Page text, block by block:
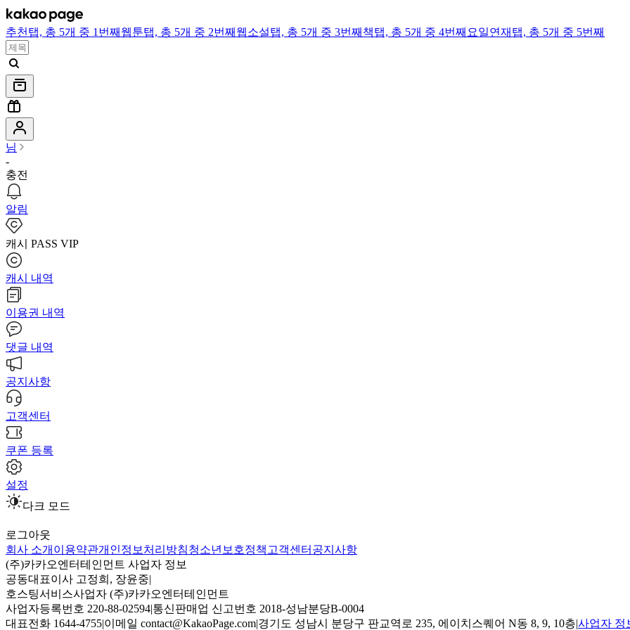
추천 탭, 총 5개 중 1번째 웹툰탭, 총 5개 중 2번째 웹소설탭, 총 5개 중 3번째 책탭, 총 5개 중 4번째 요일연재 탭, 총 5개 중 5번째
님
-
충전
알림
캐시 PASS VIP
캐시 내역
이용권 내역
댓글 내역
공지사항
고객센터
쿠폰 등록
설정
다크 모드
로그아웃
회사 소개 이용약관개인정보처리방침청소년보호정책 고객센터 공지사항
(주)카카오엔터테인먼트 사업자 정보
공동대표이사 고정희, 장윤중|
호스팅서비스사업자 (주)카카오엔터테인먼트
사업자등록번호 220-88-02594|통신판매업 신고번호 2018-성남분당B-0004
대표전화 1644-4755|이메일 contact@KakaoPage.com|경기도 성남시 분당구 판교역로 235, 에이치스퀘어 N동 8, 9, 10층|사업자 정